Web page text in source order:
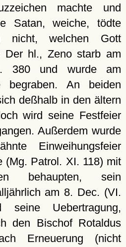
machte und
Satan, weiche, tödte
nicht, welchen Gott
Der hl., Zeno starb am
380 und wurde am
begraben. An beiden
deßhalb in den ältern
wird seine Festfeier
Außerdem wurde
Einweihungsfeier
(Mg. Patrol. XI. 118) mit
behaupten, sein
am 8. Dec. (VI.
Uebertragung,
den Bischof Rotaldus
Erneuerung (nicht